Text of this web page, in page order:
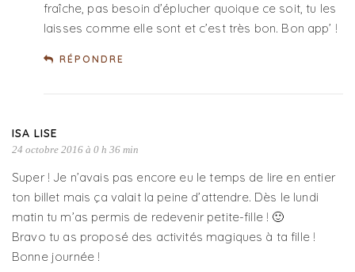
fraîche, pas besoin d’éplucher quoique ce soit, tu les
laisses comme elle sont et c’est très bon. Bon app’ !
RÉPONDRE
ISA LISE
24 octobre 2016 à 0 h 36 min
Super ! Je n’avais pas encore eu le temps de lire en entier
ton billet mais ça valait la peine d’attendre. Dès le lundi
matin tu m’as permis de redevenir petite-fille ! 🙂
Bravo tu as proposé des activités magiques à ta fille !
Bonne journée !